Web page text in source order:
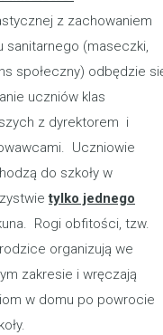
z zachowaniem
sanitarnego (maseczki,
społeczny) odbędzie
uczniów klas
z dyrektorem i
Uczniowie
do szkoły w
tylko jednego
Rogi obfitości, tzw.
rodzice organizują we
zakresie i wręczają
w domu po powrocie